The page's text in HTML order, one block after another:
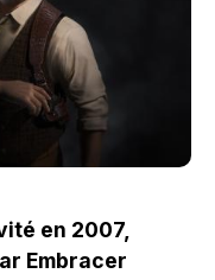
en 2007,
Embracer